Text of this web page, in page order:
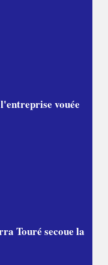
vouée
Touré secoue la